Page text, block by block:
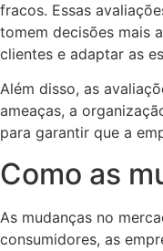
fracos. Essas
tomem decisões mais
clientes e adaptar as
Além disso, as
ameaças, a
para garantir que a
Como as
As mudanças no
consumidores, as